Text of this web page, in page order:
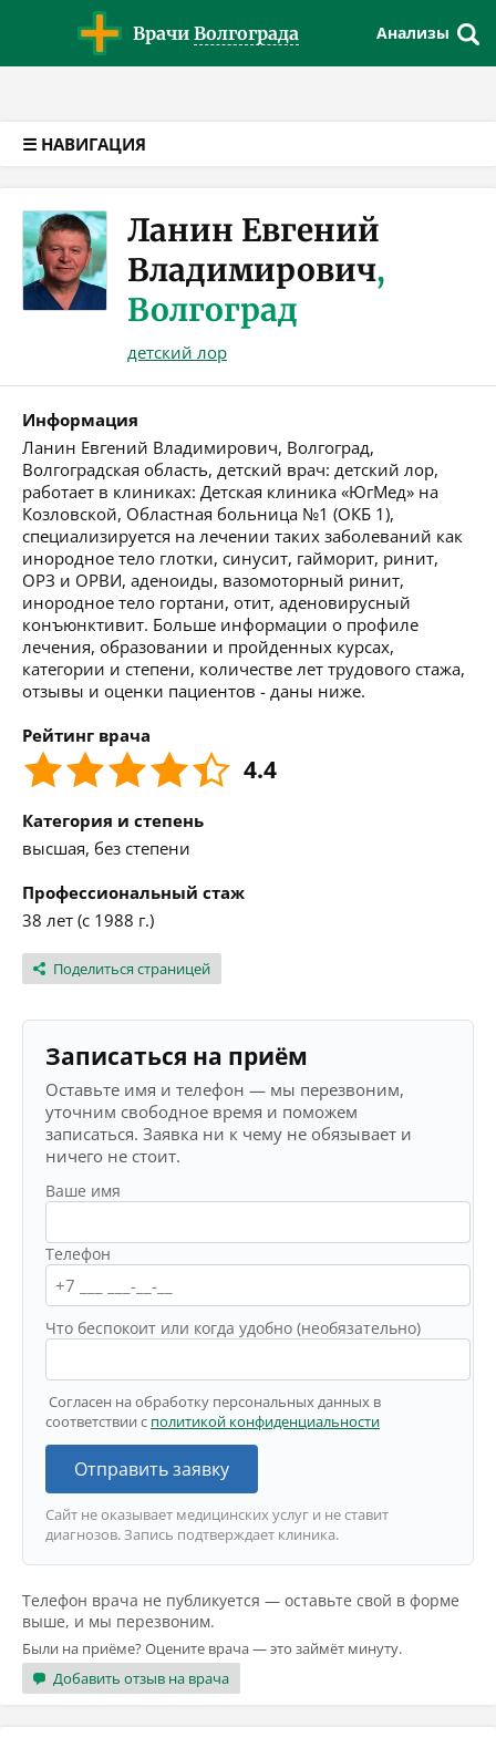
Врачи Волгограда Анализы
☰ НАВИГАЦИЯ
Ланин Евгений
Владимирович,
Волгоград
детский лор
Информация
Ланин Евгений Владимирович, Волгоград,
Волгоградская область, детский врач: детский лор,
работает в клиниках: Детская клиника «ЮгМед» на
Козловской, Областная больница №1 (ОКБ 1),
специализируется на лечении таких заболеваний как
инородное тело глотки, синусит, гайморит, ринит,
ОРЗ и ОРВИ, аденоиды, вазомоторный ринит,
инородное тело гортани, отит, аденовирусный
конъюнктивит. Больше информации о профиле
лечения, образовании и пройденных курсах,
категории и степени, количестве лет трудового стажа,
отзывы и оценки пациентов - даны ниже.
Рейтинг врача
4.4
Категория и степень
высшая, без степени
Профессиональный стаж
38 лет (с 1988 г.)
Поделиться страницей
Записаться на приём
Оставьте имя и телефон — мы перезвоним,
уточним свободное время и поможем
записаться. Заявка ни к чему не обязывает и
ничего не стоит.
Ваше имя
Телефон
Что беспокоит или когда удобно (необязательно)
Согласен на обработку персональных данных в
соответствии с политикой конфиденциальности
Отправить заявку
Сайт не оказывает медицинских услуг и не ставит
диагнозов. Запись подтверждает клиника.
Телефон врача не публикуется — оставьте свой в форме
выше, и мы перезвоним.
Были на приёме? Оцените врача — это займёт минуту.
Добавить отзыв на врача